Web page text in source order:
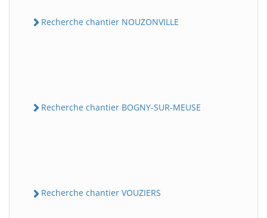
Recherche chantier NOUZONVILLE
Recherche chantier BOGNY-SUR-MEUSE
Recherche chantier VOUZIERS